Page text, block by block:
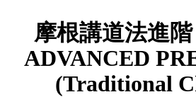
摩根講道法進階
ADVANCED
(Traditional